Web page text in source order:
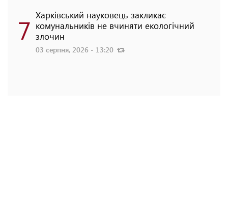
7 Харківський науковець закликає
комунальників не вчиняти екологічний
злочин
03 серпня, 2026 - 13:20